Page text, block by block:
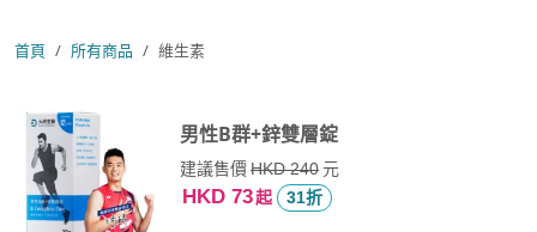
首頁 所有商品 維生素
男性B群+鋅雙層錠
建議售價HKD 240元
HKD 73起 31折